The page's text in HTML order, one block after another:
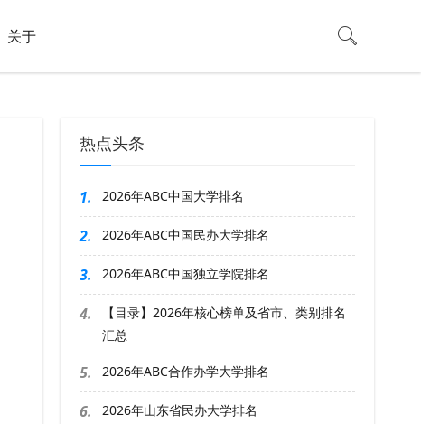
关于
热点头条
1. 2026年ABC中国大学排名
2. 2026年ABC中国民办大学排名
3. 2026年ABC中国独立学院排名
4.
【目录】2026年核心榜单及省市、类别排名
汇总
5. 2026年ABC合作办学大学排名
6. 2026年山东省民办大学排名